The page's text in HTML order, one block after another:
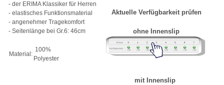
- der ERIMA Klassiker für Herren
- elastisches Funktionsmaterial
- angenehmer Tragekomfort
- Seitenlänge bei Gr.6: 46cm
Material:
100%
Polyester
Aktuelle Verfügbarkeit prüfen
ohne Innenslip
mit Innenslip